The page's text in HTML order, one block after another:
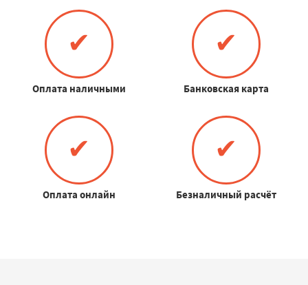
✔
Оплата наличными
✔
Банковская карта
✔
Оплата онлайн
✔
Безналичный расчёт